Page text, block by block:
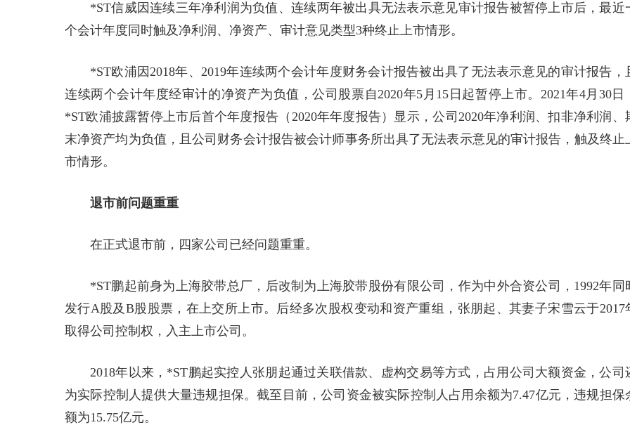
*ST信威因连续三年净利润为负值、连续两年被出具无法表示意见审计报告被暂停上市后，最近
个会计年度同时触及净利润、净资产、审计意见类型3种终止上市情形。
*ST欧浦因2018年、2019年连续两个会计年度财务会计报告被出具了无法表示意见的审计报告，
连续两个会计年度经审计的净资产为负值，公司股票自2020年5月15日起暂停上市。2021年4月30日
*ST欧浦披露暂停上市后首个年度报告（2020年年度报告）显示，公司2020年净利润、扣非净利润、
末净资产均为负值，且公司财务会计报告被会计师事务所出具了无法表示意见的审计报告，触及终止
市情形。
退市前问题重重
在正式退市前，四家公司已经问题重重。
*ST鹏起前身为上海胶带总厂，后改制为上海胶带股份有限公司，作为中外合资公司，1992年同
发行A股及B股股票，在上交所上市。后经多次股权变动和资产重组，张朋起、其妻子宋雪云于2017
取得公司控制权，入主上市公司。
2018年以来，*ST鹏起实控人张朋起通过关联借款、虚构交易等方式，占用公司大额资金，公司
为实际控制人提供大量违规担保。截至目前，公司资金被实际控制人占用余额为7.47亿元，违规担保
额为15.75亿元。